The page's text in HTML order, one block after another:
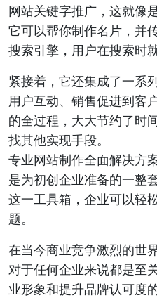
网站关键字推广，这就像
它可以帮你制作名片，并
搜索引擎，用户在搜索时
紧接着，它还集成了一系
用户互动、销售促进到客
的全过程，大大节约了时
找其他实现手段。
专业网站制作全面解决方
是为初创企业准备的一整
这一工具箱，企业可以轻
题。
在当今商业竞争激烈的世
对于任何企业来说都是至
业形象和提升品牌认可度